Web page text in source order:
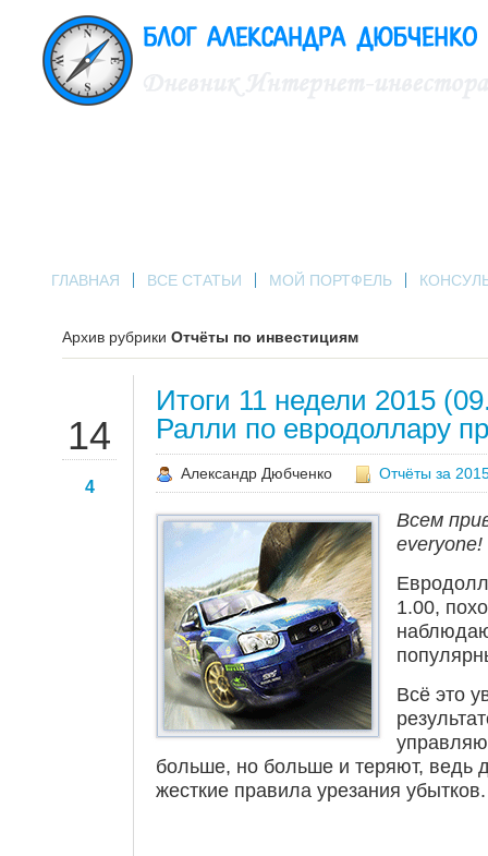
ГЛАВНАЯ ВСЕ СТАТЬИ МОЙ ПОРТФЕЛЬ
Архив рубрики Отчёты по инвестициям
14
4
Итоги 11 недели 2015
Ралли по евродоллару
Александр Дюбченко Отчёты за
Всем
everyone!
1.00,
Всё это
больше, но больше и теряют, ведь
жесткие правила урезания убытков.